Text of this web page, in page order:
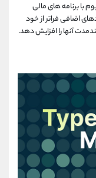
با برنامه های مالی
اضافی فراتر از خود
آنها را افزایش دهد.